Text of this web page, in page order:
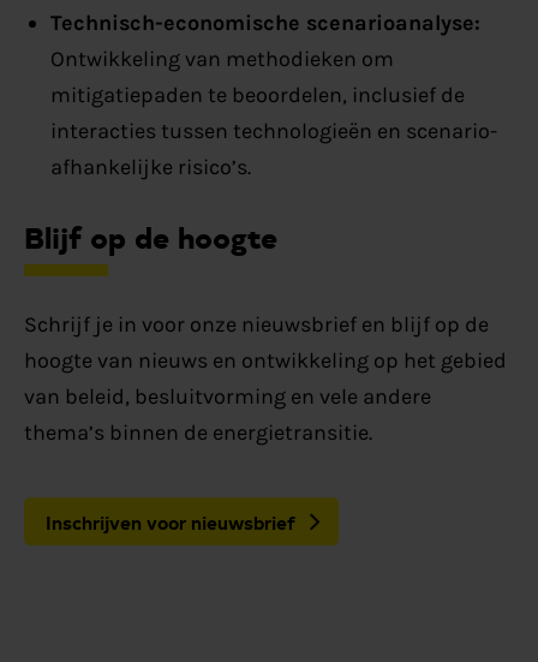
Technisch-economische scenarioanalyse:
Ontwikkeling van methodieken om
mitigatiepaden te beoordelen, inclusief de
interacties tussen technologieën en scenario-
afhankelijke risico’s.
Blijf op de hoogte
Schrijf je in voor onze nieuwsbrief en blijf op de
hoogte van nieuws en ontwikkeling op het gebied
van beleid, besluitvorming en vele andere
thema’s binnen de energietransitie.
Inschrijven voor nieuwsbrief